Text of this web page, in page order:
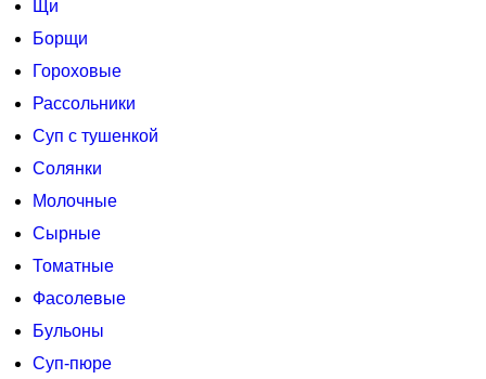
Щи
Борщи
Гороховые
Рассольники
Суп с тушенкой
Солянки
Молочные
Сырные
Томатные
Фасолевые
Бульоны
Суп-пюре